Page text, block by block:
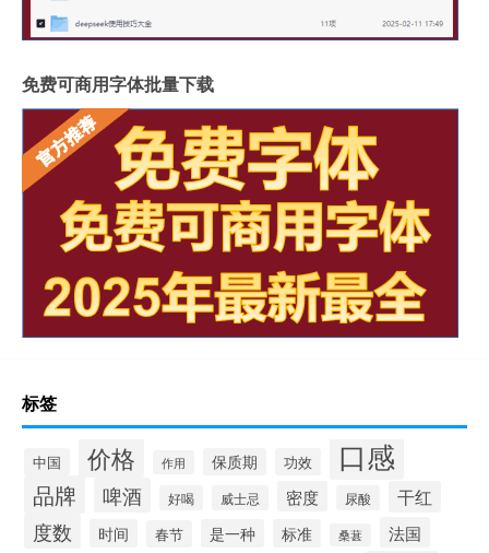
免费可商用字体批量下载
标签
中国 价格 作用 保质期 功效 口感
品牌 啤酒 好喝 威士忌 密度 尿酸 干红
度数 时间 春节 是一种 标准 桑葚 法国